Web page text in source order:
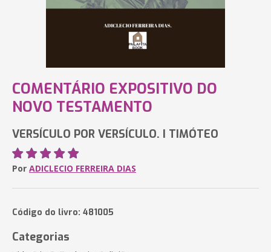
COMENTÁRIO EXPOSITIVO DO
NOVO TESTAMENTO
VERSÍCULO POR VERSÍCULO. I TIMÓTEO
Por ADICLECIO FERREIRA DIAS
Código do livro: 481005
Categorias